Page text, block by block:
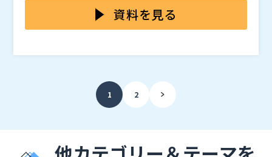
ています。また、競争力のある人材を確保しようとする
と、高額な人件費が必要となり、企業の財務バランスに
る企業に向けて、IT化、資金調達、アウトソーシング、
デジタルマーケティングなど、多角的なアプローチでの
効率的な事業運営を支援することで、持続可能な成長を
株式会社オープンソース活用研究所（） マジセミ株式
加、削除される可能性があります。
資料を見る
1 2